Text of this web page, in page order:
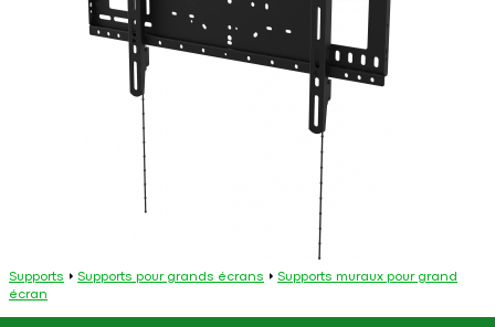
Supports Supports pour grands écrans
Supports muraux pour grand
écran